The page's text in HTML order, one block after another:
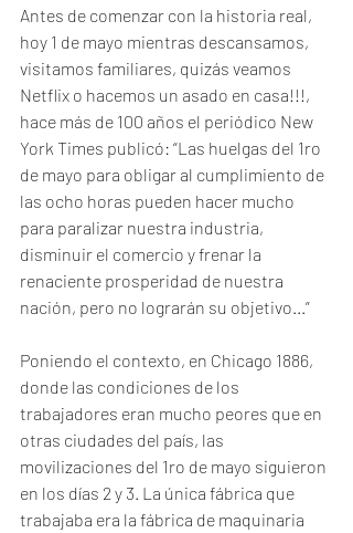
Antes de comenzar con la historia real,
hoy 1 de mayo mientras descansamos,
visitamos familiares, quizás veamos
Netflix o hacemos un asado en casa!!!,
hace más de 100 años el periódico New
York Times publicó: “Las huelgas del 1ro
de mayo para obligar al cumplimiento de
las ocho horas pueden hacer mucho
para paralizar nuestra industria,
disminuir el comercio y frenar la
renaciente prosperidad de nuestra
nación, pero no lograrán su objetivo...”
Poniendo el contexto, en Chicago 1886,
donde las condiciones de los
trabajadores eran mucho peores que en
otras ciudades del país, las
movilizaciones del 1ro de mayo siguieron
en los días 2 y 3. La única fábrica que
trabajaba era la fábrica de maquinaria